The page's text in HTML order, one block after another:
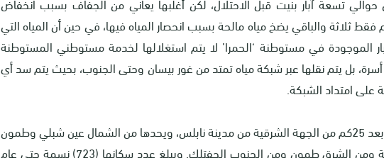
ثلاثة والباقي يضخ مياه مالحة بسبب انحصار المياه فيها، في حين أن المياه التي
الموجودة في مستوطنة ‘الحمرا’ لا يتم استغلالها لخدمة مستوطني المستوطنة
التي لا يزيد عدد سكانها عن 20 أسرة، بل يتم نقلها عبر شبكة مياه تمتد من غور بيسان وحتى الجنوب، بحيث يتم سد أي
امتداد الشبكة.
تقع قرية فروش بيت دجن على بعد 25كم من الجهة الشرقية من مدينة نابلس، ويحدها من الشمال عين شبلي وطمون
ومن الغرب بيت دجن والعقربانية ومن الشرق طمون ومن الجنوب الجفتلك. ويبلغ عدد سكانها (723) نسمة حتى عام